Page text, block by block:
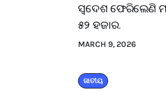
ସ୍ବଦେଶ ଫେରିଲେଣି
୫୨ ହଜାର.
MARCH 9, 2026
ଜାତୀୟ